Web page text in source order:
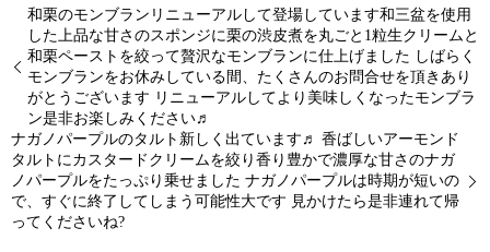
和栗のモンブランリニューアルして登場しています和三盆を使用
した上品な甘さのスポンジに栗の渋皮煮を丸ごと1粒生クリームと
和栗ペーストを絞って贅沢なモンブランに仕上げました しばらく
モンブランをお休みしている間、たくさんのお問合せを頂きあり
がとうございます リニューアルしてより美味しくなったモンブラ
ン是非お楽しみください♬
ナガノパープルのタルト新しく出ています♬ 香ばしいアーモンド
タルトにカスタードクリームを絞り香り豊かで濃厚な甘さのナガ
ノパープルをたっぷり乗せました ナガノパープルは時期が短いの
で、すぐに終了してしまう可能性大です 見かけたら是非連れて帰
ってくださいね?